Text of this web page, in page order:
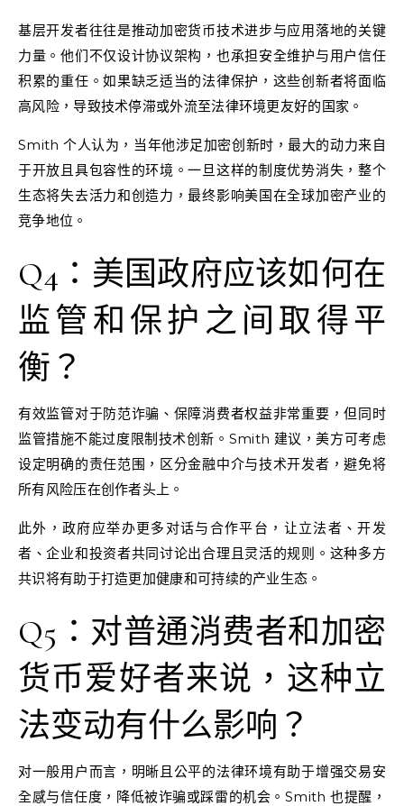
基层开发者往往是推动加密货币技术进步与应用落地的关键
力量。他们不仅设计协议架构，也承担安全维护与用户信任
积累的重任。如果缺乏适当的法律保护，这些创新者将面临
高风险，导致技术停滞或外流至法律环境更友好的国家。
Smith 个人认为，当年他涉足加密创新时，最大的动力来自
于开放且具包容性的环境。一旦这样的制度优势消失，整个
生态将失去活力和创造力，最终影响美国在全球加密产业的
竞争地位。
Q4：美国政府应该如何在
监管和保护之间取得平
衡？
有效监管对于防范诈骗、保障消费者权益非常重要，但同时
监管措施不能过度限制技术创新。Smith 建议，美方可考虑
设定明确的责任范围，区分金融中介与技术开发者，避免将
所有风险压在创作者头上。
此外，政府应举办更多对话与合作平台，让立法者、开发
者、企业和投资者共同讨论出合理且灵活的规则。这种多方
共识将有助于打造更加健康和可持续的产业生态。
Q5：对普通消费者和加密
货币爱好者来说，这种立
法变动有什么影响？
对一般用户而言，明晰且公平的法律环境有助于增强交易安
全感与信任度，降低被诈骗或踩雷的机会。Smith 也提醒，